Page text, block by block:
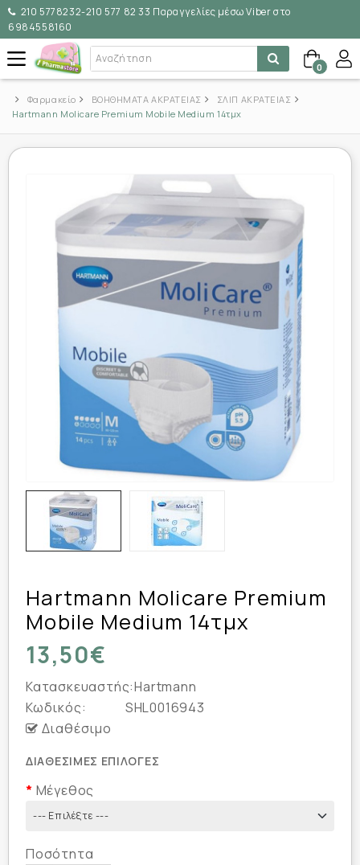
210 5778232-210 577 82 33 Παραγγελίες μέσω Viber στο
6984558160
0
Φαρμακείο ΒΟΗΘΗΜΑΤΑ ΑΚΡΑΤΕΙΑΣ
ΣΛΙΠ ΑΚΡΑΤΕΙΑΣ
Hartmann Molicare Premium Mobile Medium 14τμχ
Hartmann Molicare Premium
Mobile Medium 14τμχ
13,50€
Κατασκευαστής:Hartmann
Κωδικός:
SHL0016943
Διαθέσιμο
ΔΙΑΘΈΣΙΜΕΣ ΕΠΙΛΟΓΈΣ
Μέγεθος
Ποσότητα